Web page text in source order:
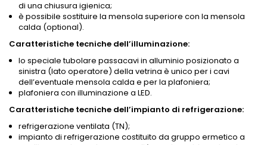
di una chiusura igienica;
è possibile sostituire la mensola superiore con la mensola
calda (optional).
Caratteristiche tecniche dell’illuminazione:
lo speciale tubolare passacavi in alluminio posizionato a
sinistra (lato operatore) della vetrina è unico per i cavi
dell’eventuale mensola calda e per la plafoniera;
plafoniera con illuminazione a LED.
Caratteristiche tecniche dell’impianto di refrigerazione:
refrigerazione ventilata (TN);
impianto di refrigerazione costituito da gruppo ermetico a